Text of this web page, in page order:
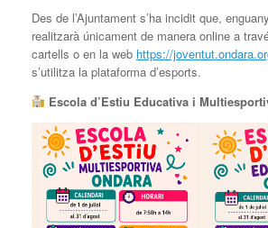
Des de l’Ajuntament s’ha incidit que,
realitzarà únicament de manera online a
cartells o en la web https://
s’utilitza la plataforma d’esports.
Escola d’Estiu Educativa i